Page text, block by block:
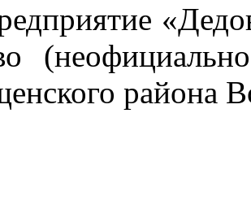
района